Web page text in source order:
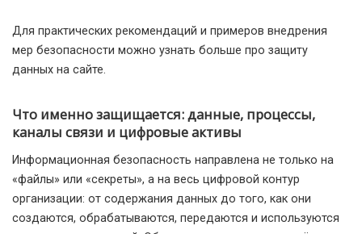
Для практических рекомендаций и примеров внедрения
мер безопасности можно узнать больше про защиту
данных на сайте.
Что именно защищается: данные, процессы,
каналы связи и цифровые активы
Информационная безопасность направлена не только на
«файлы» или «секреты», а на весь цифровой контур
организации: от содержания данных до того, как они
создаются, обрабатываются, передаются и используются